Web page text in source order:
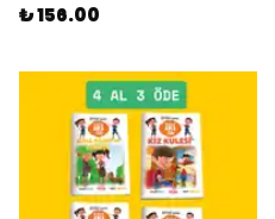
₺ 156.00